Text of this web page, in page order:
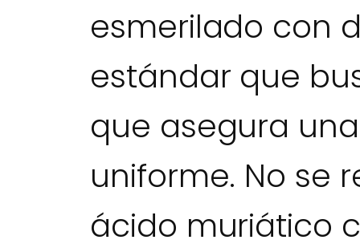
esmerilado con
estándar que
que asegura
uniforme. No se
ácido muriático